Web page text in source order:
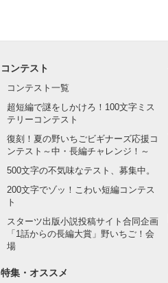
コンテスト
コンテスト一覧
超短編で謎をしかけろ！100文字ミス
テリーコンテスト
復刻！夏の野いちごビギナーズ応援コ
ンテスト～中・長編チャレンジ！～
500文字の不気味なテスト、募集中。
200文字でゾッ！こわい短編コンテス
ト
スターツ出版小説投稿サイト合同企画
「1話からの長編大賞」野いちご！会
場
特集・オススメ